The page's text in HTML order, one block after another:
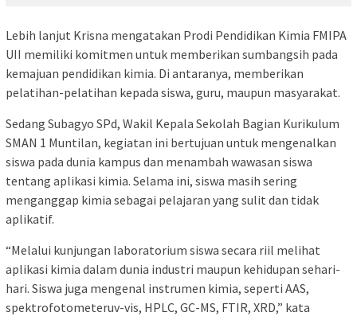
Lebih lanjut Krisna mengatakan Prodi Pendidikan Kimia FMIPA
UII memiliki komitmen untuk memberikan sumbangsih pada
kemajuan pendidikan kimia. Di antaranya, memberikan
pelatihan-pelatihan kepada siswa, guru, maupun masyarakat.
Sedang Subagyo SPd, Wakil Kepala Sekolah Bagian Kurikulum
SMAN 1 Muntilan, kegiatan ini bertujuan untuk mengenalkan
siswa pada dunia kampus dan menambah wawasan siswa
tentang aplikasi kimia. Selama ini, siswa masih sering
menganggap kimia sebagai pelajaran yang sulit dan tidak
aplikatif.
“Melalui kunjungan laboratorium siswa secara riil melihat
aplikasi kimia dalam dunia industri maupun kehidupan sehari-
hari. Siswa juga mengenal instrumen kimia, seperti AAS,
spektrofotometeruv-vis, HPLC, GC-MS, FTIR, XRD,” kata